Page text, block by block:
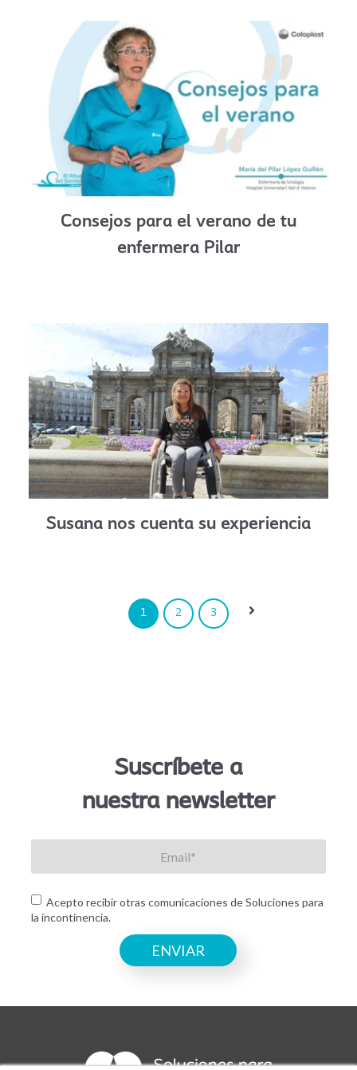
Consejos para el verano de tu
enfermera Pilar
Susana nos cuenta su experiencia
1 2 3 Siguiente
Suscríbete a
nuestra newsletter
Acepto recibir otras comunicaciones de Soluciones para
la incontinencia.